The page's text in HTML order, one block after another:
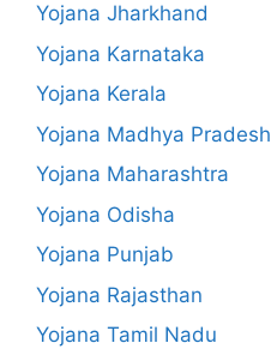
Yojana Jharkhand
Yojana Karnataka
Yojana Kerala
Yojana Madhya Pradesh
Yojana Maharashtra
Yojana Odisha
Yojana Punjab
Yojana Rajasthan
Yojana Tamil Nadu